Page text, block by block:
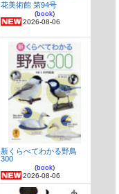
花美術館 第94号
(book)
2026-08-06
新くらべてわかる野鳥
300
(book)
2026-08-06